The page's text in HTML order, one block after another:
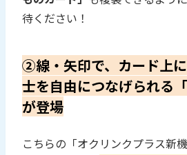
待ください！
②線・矢印で、カード上
士を自由につなげられる
が登場
こちらの「オクリンクプラス新